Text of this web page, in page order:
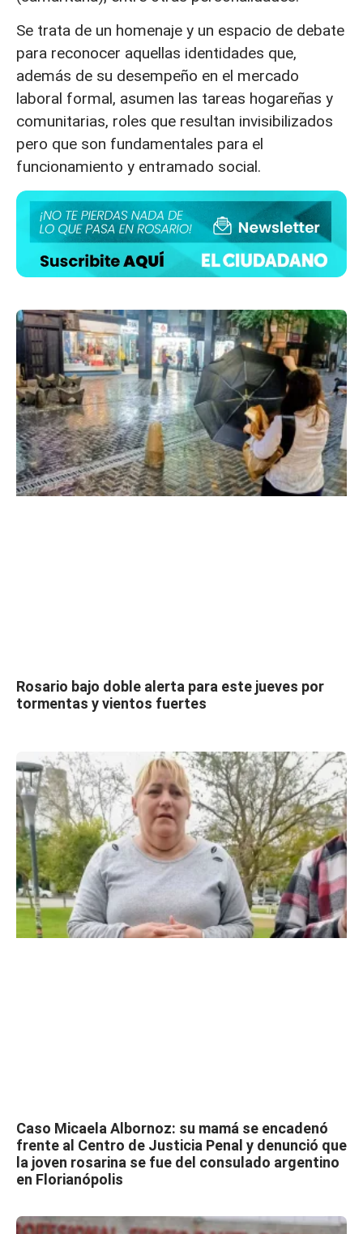
Se trata de un homenaje y un espacio de debate
para reconocer aquellas identidades que,
además de su desempeño en el mercado
laboral formal, asumen las tareas hogareñas y
comunitarias, roles que resultan invisibilizados
pero que son fundamentales para el
funcionamiento y entramado social.
Rosario bajo doble alerta para este jueves por
tormentas y vientos fuertes
Caso Micaela Albornoz: su mamá se encadenó
frente al Centro de Justicia Penal y denunció que
la joven rosarina se fue del consulado argentino
en Florianópolis